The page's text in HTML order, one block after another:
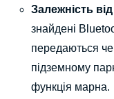
Залежність
знайдені
передаються
підземному
функція марна.